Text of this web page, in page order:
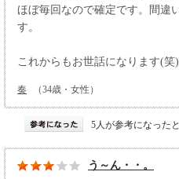
ほぼ毎回なので確定です。間違
す。
これからもお世話になります(笑)
奏 （34歳・女性）
5人が参考になった
う～ん・・。